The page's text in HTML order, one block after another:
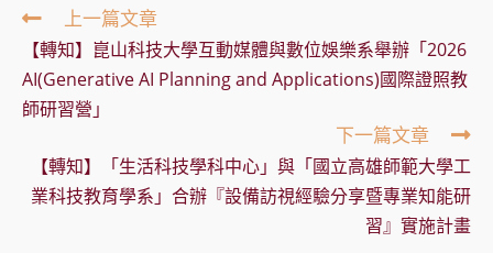
Read
more
articles
上一篇文章
【轉知】崑山科技大學互動媒體與數位娛樂系舉辦「2026
AI(Generative AI Planning and Applications)國際證照教
師研習營」
下一篇文章
【轉知】「生活科技學科中心」與「國立高雄師範大學工
業科技教育學系」合辦『設備訪視經驗分享暨專業知能研
習』實施計畫